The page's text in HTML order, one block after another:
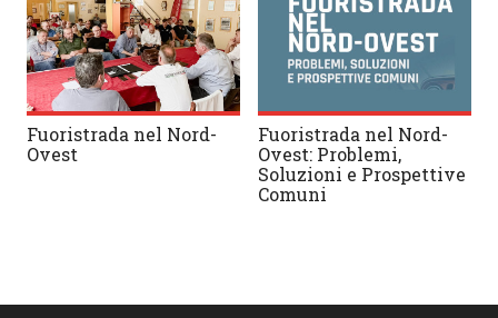
Fuoristrada nel Nord-
Ovest
Fuoristrada nel Nord-
Ovest: Problemi,
Soluzioni e Prospettive
Comuni